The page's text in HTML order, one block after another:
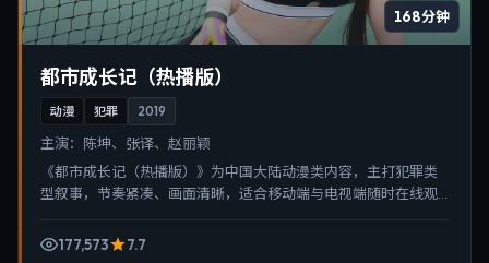
168分钟
都市成长记（热播版）
动漫 犯罪 2019
主演： 陈坤、张译、赵丽颖
《都市成长记（热播版）》为中国大陆动漫类内容，主打犯罪类
型叙事，节奏紧凑、画面清晰，适合移动端与电视端随时在线观
177,573
7.7